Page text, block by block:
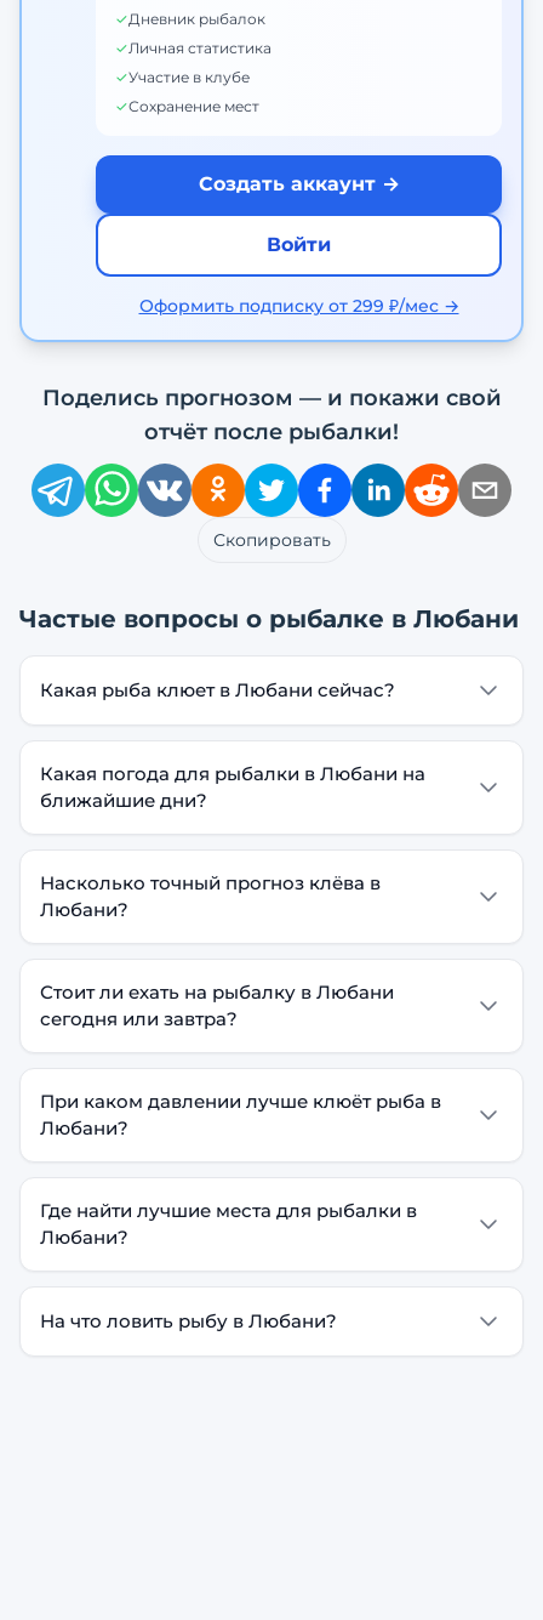
✓Дневник рыбалок
✓Личная статистика
✓Участие в клубе
✓Сохранение мест
Создать аккаунт →
Войти
Оформить подписку от 299 ₽/мес →
Поделись прогнозом — и покажи свой
отчёт после рыбалки!
Скопировать
Частые вопросы о рыбалке в Любани
Какая рыба клюет в Любани сейчас?
Какая погода для рыбалки в Любани на
ближайшие дни?
Насколько точный прогноз клёва в
Любани?
Стоит ли ехать на рыбалку в Любани
сегодня или завтра?
При каком давлении лучше клюёт рыба в
Любани?
Где найти лучшие места для рыбалки в
Любани?
На что ловить рыбу в Любани?